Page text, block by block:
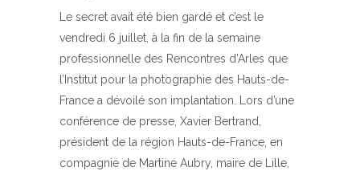
Le secret avait été bien gardé et c’est le
vendredi 6 juillet, à la fin de la semaine
professionnelle des Rencontres d’Arles que
l’Institut pour la photographie des Hauts-de-
France a dévoilé son implantation. Lors d’une
conférence de presse, Xavier Bertrand,
président de la région Hauts-de-France, en
compagnie de Martine Aubry, maire de Lille,